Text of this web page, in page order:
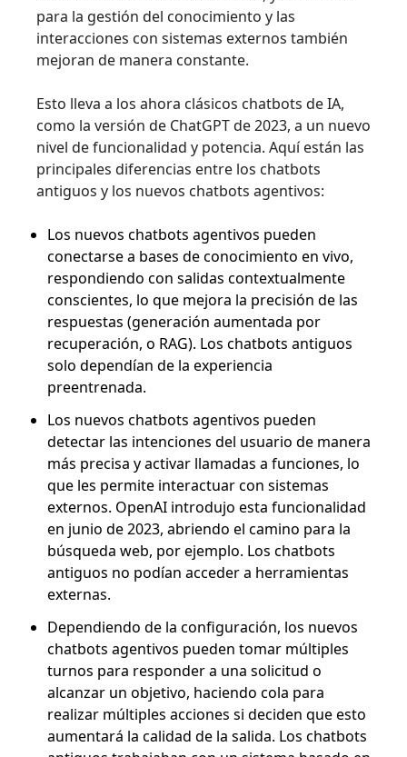
para la gestión del conocimiento y las
interacciones con sistemas externos también
mejoran de manera constante.
Esto lleva a los ahora clásicos chatbots de IA,
como la versión de ChatGPT de 2023, a un nuevo
nivel de funcionalidad y potencia. Aquí están las
principales diferencias entre los chatbots
antiguos y los nuevos chatbots agentivos:
Los nuevos chatbots agentivos pueden
conectarse a bases de conocimiento en vivo,
respondiendo con salidas contextualmente
conscientes, lo que mejora la precisión de las
respuestas (generación aumentada por
recuperación, o RAG). Los chatbots antiguos
solo dependían de la experiencia
preentrenada.
Los nuevos chatbots agentivos pueden
detectar las intenciones del usuario de manera
más precisa y activar llamadas a funciones, lo
que les permite interactuar con sistemas
externos. OpenAI introdujo esta funcionalidad
en junio de 2023, abriendo el camino para la
búsqueda web, por ejemplo. Los chatbots
antiguos no podían acceder a herramientas
externas.
Dependiendo de la configuración, los nuevos
chatbots agentivos pueden tomar múltiples
turnos para responder a una solicitud o
alcanzar un objetivo, haciendo cola para
realizar múltiples acciones si deciden que esto
aumentará la calidad de la salida. Los chatbots